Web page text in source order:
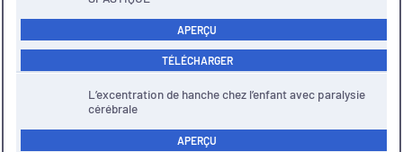
APERÇU
TÉLÉCHARGER
L’excentration de hanche chez l’enfant avec paralysie
cérébrale
APERÇU